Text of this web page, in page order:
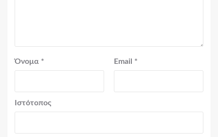
Όνομα * Email *
Ιστότοπος